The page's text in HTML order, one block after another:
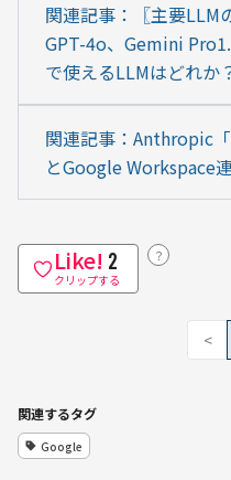
関連記事：〖主要LLM
GPT-4o、Gemini
で使えるLLMはどれか
関連記事：Anthropic
とGoogle Workspace
Like! 2
クリップする
？
<
関連するタグ
Google